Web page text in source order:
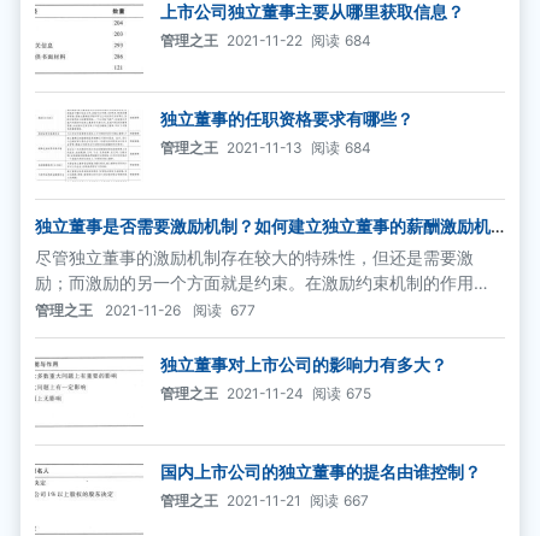
上市公司独立董事主要从哪里获取信息？
管理之王 2021-11-22 阅读 684
独立董事的任职资格要求有哪些？
管理之王 2021-11-13 阅读 684
独立董事是否需要激励机制？如何建立独立董事的薪酬激励机
尽管独立董事的激励机制存在较大的特殊性，但还是需要激
励；而激励的另一个方面就是约束。在激励约束机制的作用
下，独立董事才能更好地发挥其作用。
管理之王 2021-11-26 阅读 677
独立董事对上市公司的影响力有多大？
管理之王 2021-11-24 阅读 675
国内上市公司的独立董事的提名由谁控制？
管理之王 2021-11-21 阅读 667